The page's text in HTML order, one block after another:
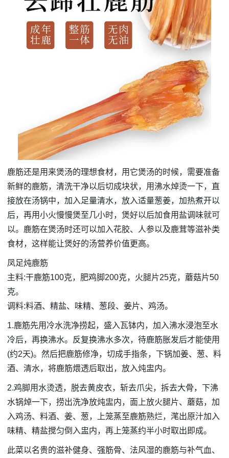
鹿筋还是用来煲汤的理想食材，用它煲汤的时候，需要准备
新鲜的鹿筋，清洗干净以后切成块状，用沸水焯烫一下，直
接放在汤锅中，加入足量清水，放入适量葱姜，加热煮开以
后，再用小火慢慢煲至几小时，煲好以后加食用盐调味就可
以。鹿筋在煲汤时还可以加入花胶、人参以及鹿茸等滋补类
食材，这样能让煲好的汤营养价值更高。
凤足炖鹿筋
主料:干鹿筋100克，肥鸡脚200克，火腿片25克，蘑菇片50
克。
调料:料酒、精盐、味精、葱段、姜片、鸡汤。
1.鹿筋先用冷水洗净捞起，盛入瓦钵内，加入沸水浸泡至水
冷后，再换沸水。反复换沸水多次，待鹿筋胀发后才能使用
(约2天)。然后把鹿筋修净，切成手指条，下锅加姜、葱、料
酒、清水，将鹿筋煨透后取出，放入炖盅内。
2.鸡脚用水烫透，脱去黄皮衣，斩去爪尖，拆去大骨，下沸
水锅焯一下，捞出洗净放炖盅内，面上放火腿片、蘑菇，加
入鸡汤、料酒、姜、葱，上笼蒸至鹿筋熟烂，滗出原汁加入
味精、精盐搅匀倒入盅内，再上笼蒸约半小时取出即成。
此菜以名贵的滋补健身、强筋骨、法风湿的鹿筋与补气血、